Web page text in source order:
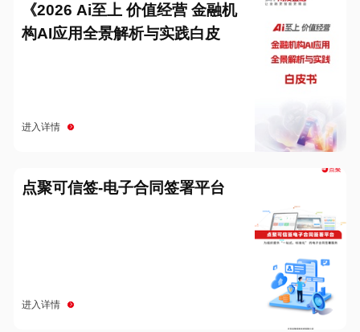
《2026 Ai至上 价值经营 金融机
构AI应用全景解析与实践白皮
进入详情
点聚可信签-电子合同签署平台
进入详情